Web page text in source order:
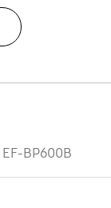
EF-BP600B